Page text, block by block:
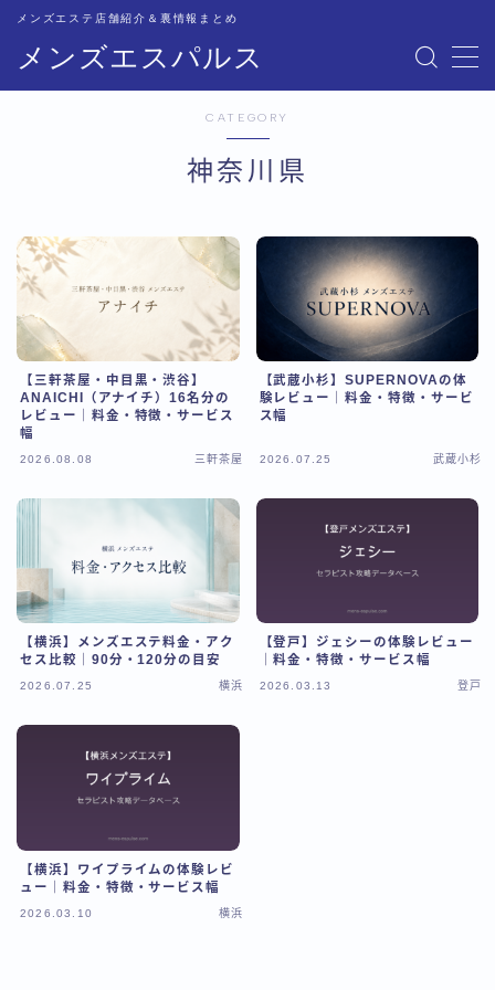
メンズエスパルス
メンズエステ店舗紹介＆裏情報まとめ
恵比寿比較
五反田比較
新宿比較
池袋比較
CATEGORY
神奈川県
【三軒茶屋・中目黒・渋谷】
ANAICHI（アナイチ）16名分の
レビュー｜料金・特徴・サービス
幅
2026.08.08 三軒茶屋
【武蔵小杉】SUPERNOVAの体
験レビュー｜料金・特徴・サービ
ス幅
2026.07.25 武蔵小杉
【横浜】メンズエステ料金・アク
セス比較｜90分・120分の目安
2026.07.25 横浜
【登戸】ジェシーの体験レビュー
｜料金・特徴・サービス幅
2026.03.13 登戸
【横浜】ワイプライムの体験レビ
ュー｜料金・特徴・サービス幅
2026.03.10 横浜